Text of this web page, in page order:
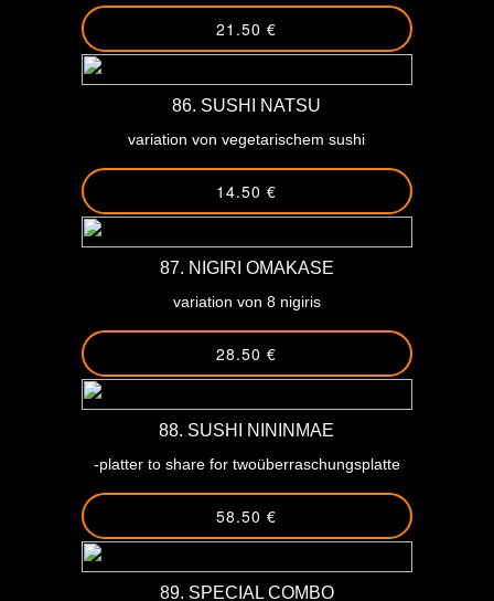
21.50 €
86. SUSHI NATSU
variation von vegetarischem sushi
14.50 €
87. NIGIRI OMAKASE
variation von 8 nigiris
28.50 €
88. SUSHI NININMAE
-platter to share for twoüberraschungsplatte
58.50 €
89. SPECIAL COMBO